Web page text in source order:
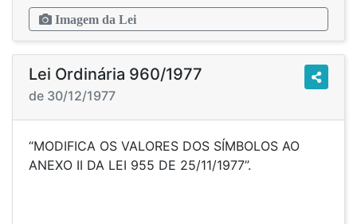
Imagem da Lei
Lei Ordinária 960/1977
de 30/12/1977
“MODIFICA OS VALORES DOS SÍMBOLOS AO
ANEXO II DA LEI 955 DE 25/11/1977”.